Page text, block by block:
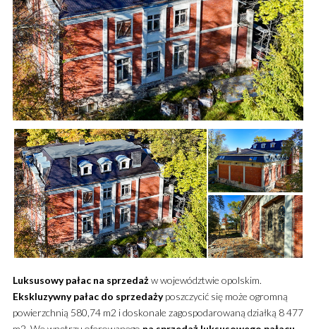
Luksusowy pałac na sprzedażw województwie opolskim.
Ekskluzywny pałac do sprzedażyposzczycić się może ogromną
powierzchnią 580,74 m2 i doskonale zagospodarowaną działką 8 477